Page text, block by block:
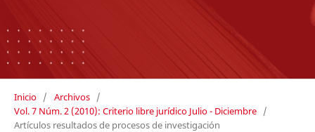
Inicio / Archivos /
Vol. 7 Núm. 2 (2010): Criterio libre jurídico Julio - Diciembre /
Artículos resultados de procesos de investigación